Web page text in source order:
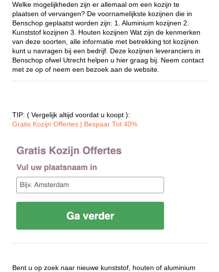
Welke mogelijkheden zijn er allemaal om een kozijn te
plaatsen of vervangen? De voornamelijkste kozijnen die in
Benschop geplaatst worden zijn: 1. Aluminium kozijnen 2.
Kunststof kozijnen 3. Houten kozijnen Wat zijn de kenmerken
van deze soorten, alle informatie met betrekking tot kozijnen
kunt u navragen bij een bedrijf. Deze kozijnen leveranciers in
Benschop ofwel Utrecht helpen u hier graag bij. Neem contact
met ze op of neem een bezoek aan de website.
TIP: ( Vergelijk altijd voordat u koopt ):
Gratis Kozijn Offertes | Bespaar Tot 40%‎
Bent u op zoek naar nieuwe kunststof, houten of aluminium